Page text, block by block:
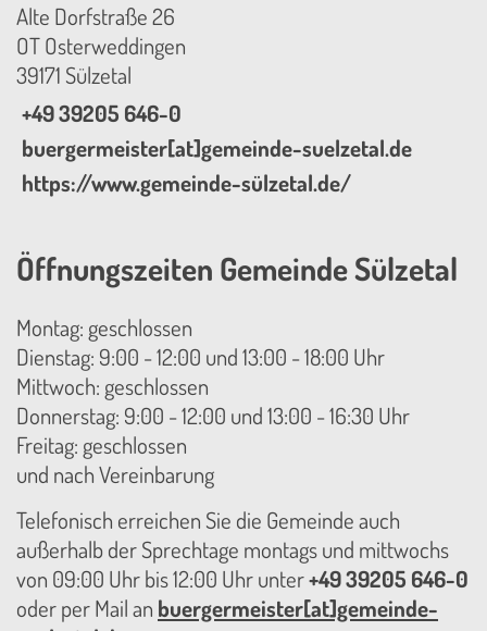
Alte Dorfstraße 26
OT Osterweddingen
39171 Sülzetal
+49 39205 646-0
buergermeister[at]gemeinde-suelzetal.de
https://www.gemeinde-sülzetal.de/
Öffnungszeiten Gemeinde Sülzetal
Montag: geschlossen
Dienstag: 9:00 - 12:00 und 13:00 - 18:00 Uhr
Mittwoch: geschlossen
Donnerstag: 9:00 - 12:00 und 13:00 - 16:30 Uhr
Freitag: geschlossen
und nach Vereinbarung
Telefonisch erreichen Sie die Gemeinde auch
außerhalb der Sprechtage montags und mittwochs
von 09:00 Uhr bis 12:00 Uhr unter+49 39205 646-0
oder per Mail an buergermeister[at]gemeinde-